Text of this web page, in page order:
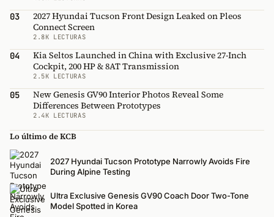
03
2027 Hyundai Tucson Front Design Leaked on Pleos
Connect Screen
2.8K LECTURAS
04
Kia Seltos Launched in China with Exclusive 27-Inch
Cockpit, 200 HP & 8AT Transmission
2.5K LECTURAS
05
New Genesis GV90 Interior Photos Reveal Some
Differences Between Prototypes
2.4K LECTURAS
Lo último de KCB
2027 Hyundai Tucson Prototype Narrowly Avoids Fire
During Alpine Testing
Ultra Exclusive Genesis GV90 Coach Door Two-Tone
Model Spotted in Korea